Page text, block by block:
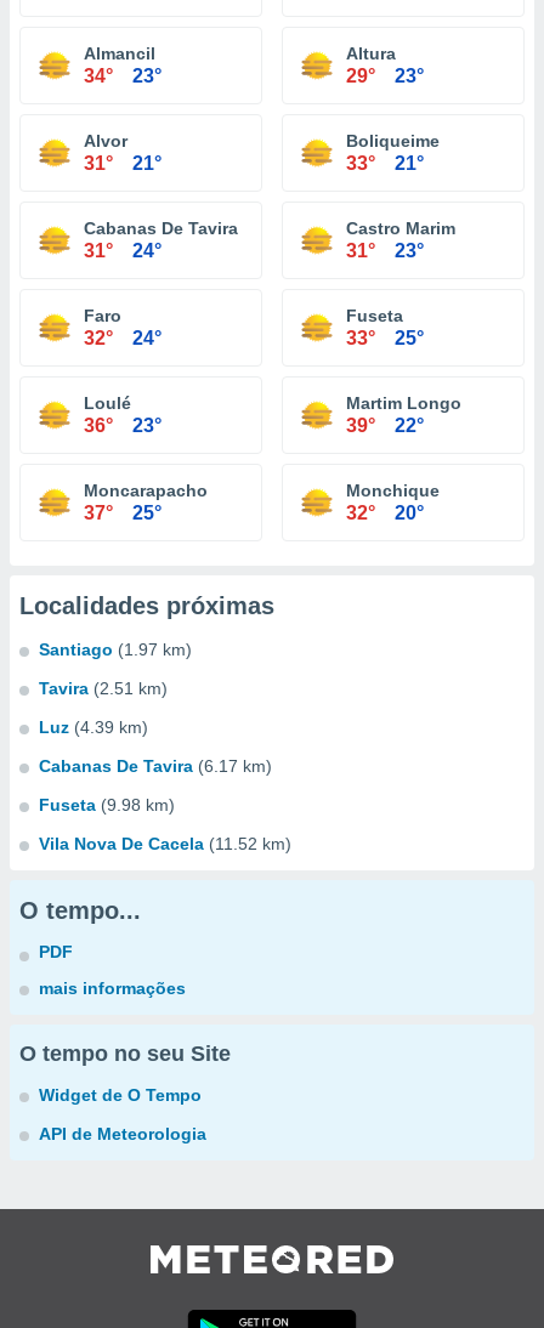
Almancil
34° 23°
Altura
29° 23°
Alvor
31° 21°
Boliqueime
33° 21°
Cabanas De Tavira
31° 24°
Castro Marim
31° 23°
Faro
32° 24°
Fuseta
33° 25°
Loulé
36° 23°
Martim Longo
39° 22°
Moncarapacho
37° 25°
Monchique
32° 20°
Localidades próximas
Santiago (1.97 km)
Tavira (2.51 km)
Luz (4.39 km)
Cabanas De Tavira (6.17 km)
Fuseta (9.98 km)
Vila Nova De Cacela (11.52 km)
O tempo...
PDF
mais informações
O tempo no seu Site
Widget de O Tempo
API de Meteorologia